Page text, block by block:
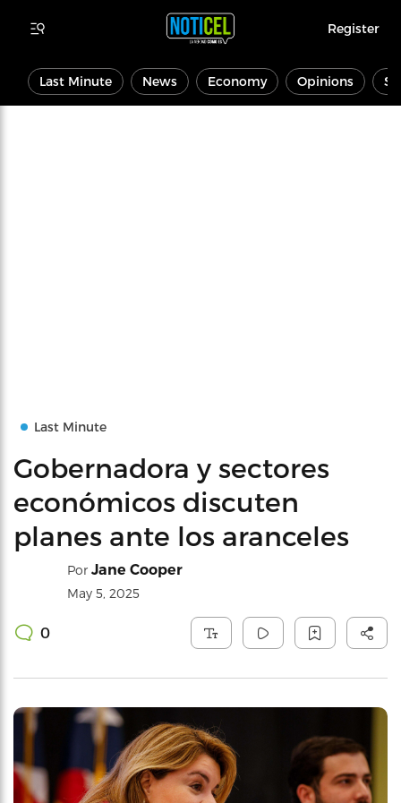
Register
Last Minute News Economy Opinions
Last Minute
Gobernadora y sectores
económicos discuten
planes ante los aranceles
Por Jane Cooper
May 5, 2025
0